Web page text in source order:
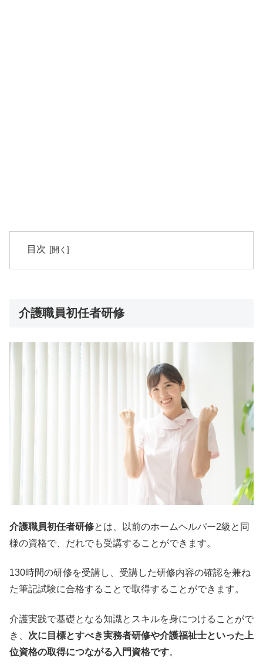
目次
介護職員初任者研修
介護職員初任者研修とは、以前のホームヘルパー2級と同
様の資格で、だれでも受講することができます。
130時間の研修を受講し、受講した研修内容の確認を兼ね
た筆記試験に合格することで取得することができます。
介護実践で基礎となる知識とスキルを身につけることがで
き、 次に目標とすべき実務者研修や介護福祉士といった上
位資格の取得につながる入門資格です。